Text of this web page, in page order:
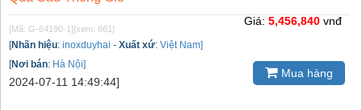
[Mã: G-64190-1] [xem: 661]
[Nhãn hiệu: inoxduyhai - Xuất xứ: Việt Nam]
[Nơi bán: Hà Nội]
2024-07-11 14:49:44]
Giá: 5,456,840 vnđ
Mua hàng